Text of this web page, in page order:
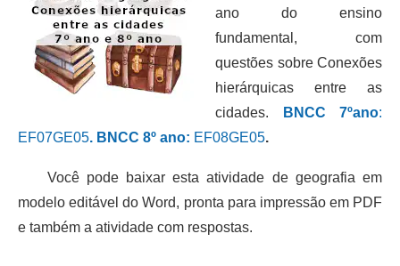
ano do ensino
fundamental, com
questões sobre Conexões
hierárquicas entre as
cidades.
BNCC 7ºano:
EF07GE05. BNCC 8º ano: EF08GE05.
Você pode baixar esta atividade de geografia em
modelo editável do Word, pronta para impressão em PDF
e também a atividade com respostas.